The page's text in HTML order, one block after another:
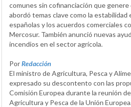
comunes sin cofinanciación que genere
abordó temas clave como la estabilidad
españolas y los acuerdos comerciales
Mercosur. También anunció nuevas
incendios en el sector agrícola.
PorRedacción
El ministro de Agricultura, Pesca y
expresado su descontento con las
Comisión Europea durante la reunión
Agricultura y Pesca de la Unión